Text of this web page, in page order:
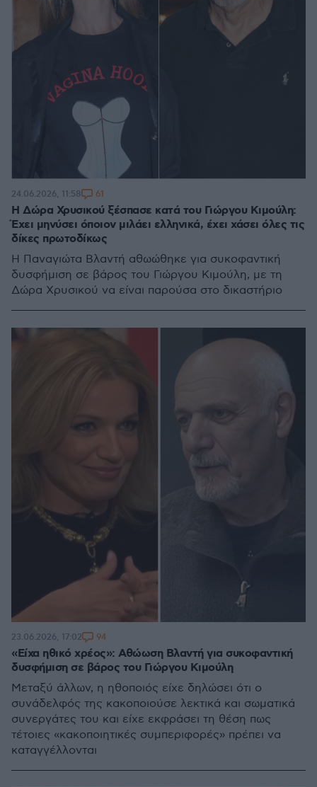
Η Δώρα Χρυσικού ξέσπασε κατά του Γιώργου Κιμούλη:
Έχει μηνύσει όποιον μιλάει ελληνικά, έχει χάσει όλες τις
δίκες πρωτοδίκως
Η Παναγιώτα Βλαντή αθωώθηκε για συκοφαντική
δυσφήμιση σε βάρος του Γιώργου Κιμούλη, με τη
Δώρα Χρυσικού να είναι παρούσα στο δικαστήριο
24.06.2026, 11:58 61
«Είχα ηθικό χρέος»: Αθώωση Βλαντή για συκοφαντική
δυσφήμιση σε βάρος του Γιώργου Κιμούλη
Μεταξύ άλλων, η ηθοποιός είχε δηλώσει ότι ο
συνάδελφός της κακοποιούσε λεκτικά και σωματικά
συνεργάτες του και είχε εκφράσει τη θέση πως
τέτοιες «κακοποιητικές συμπεριφορές» πρέπει να
καταγγέλλονται
23.06.2026, 17:02 94